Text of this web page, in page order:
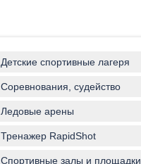
Детские спортивные лагеря
Соревнования, судейство
Ледовые арены
Тренажер RapidShot
Спортивные залы и площадки